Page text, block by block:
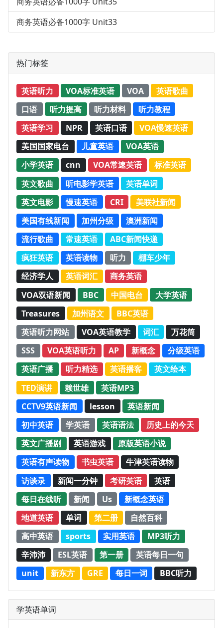
商务英语必备1000字 Unit33
热门标签
英语听力 VOA标准英语 VOA
英语歌曲
口语
听力提高 听力材料
听力教程
英语学习
NPR 英语口语
VOA慢速英语
美国国家电台
儿童英语
VOA英语
小学英语
cnn VOA常速英语
标准英语
英文歌曲
听电影学英语
英语单词
英文电影
慢速英语 CRI
美联社新闻
美国有线新闻
加州分级
澳洲新闻
流行歌曲
常速英语
ABC新闻快递
疯狂英语
英语读物 听力
棚车少年
经济学人
英语词汇
商务英语
VOA双语新闻
BBC 中国电台
大学英语
Treasures
加州语文
BBC英语
英语听力网站
VOA英语教学 词汇
万花筒
SSS
VOA英语听力 AP 新概念
分级英语
英语广播
听力精选 英语播客
英文绘本
TED演讲
赖世雄
英语MP3
CCTV9英语新闻
lesson
英语新闻
初中英语
学英语 英语语法
历史上的今天
英文广播剧
英语游戏
原版英语小说
英语有声读物
书虫英语
牛津英语读物
访谈录
新闻一分钟 考研英语
英语
每日在线听
新闻 Us
新概念英语
地道英语
单词 第二册
自然百科
高中英语
sports 实用英语
MP3听力
辛沛沛
ESL英语 第一册
英语每日一句
unit
新东方 GRE 每日一词 BBC听力
学英语单词